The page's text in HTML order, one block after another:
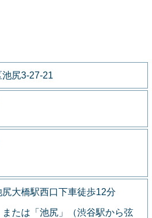
尻3-27-21
尻大橋駅西口下車徒歩12分
たは「池尻」（渋谷駅から弦